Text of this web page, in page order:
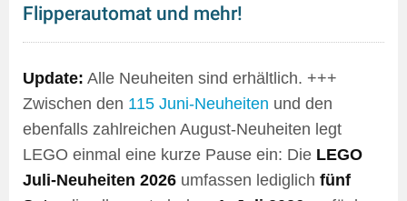
Flipperautomat und mehr!
Update: Alle Neuheiten sind erhältlich. +++
Zwischen den 115 Juni-Neuheiten und den
ebenfalls zahlreichen August-Neuheiten legt
LEGO einmal eine kurze Pause ein: Die LEGO
Juli-Neuheiten 2026 umfassen lediglich fünf